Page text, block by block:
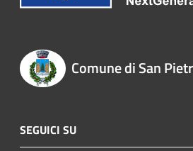
Comune di San
SEGUICI SU